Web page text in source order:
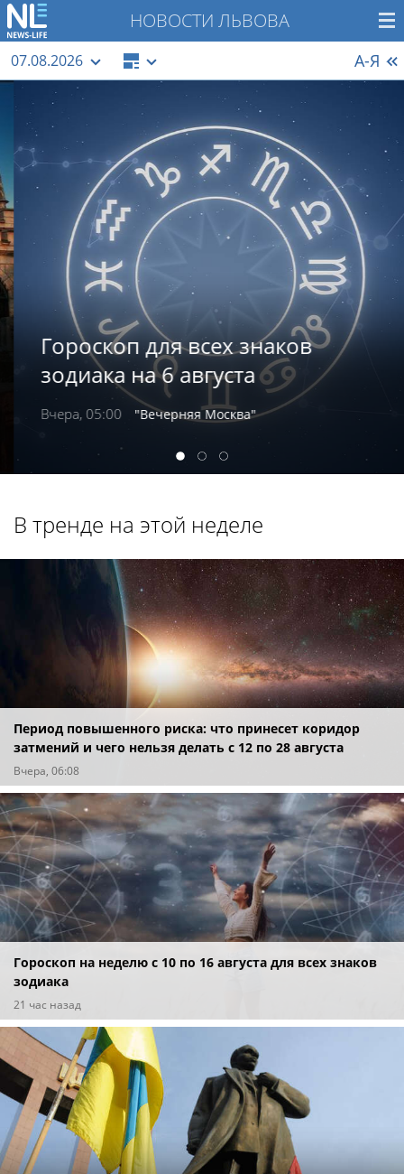
НОВОСТИ ЛЬВОВА
07.08.2026 А-Я
Гороскоп для всех знаков
зодиака на 6 августа
Вчера, 05:00 "Вечерняя Москва"
1 2 3
В тренде на этой неделе
Период повышенного риска: что принесет коридор
затмений и чего нельзя делать с 12 по 28 августа
Вчера, 06:08
Гороскоп на неделю с 10 по 16 августа для всех знаков
зодиака
21 час назад